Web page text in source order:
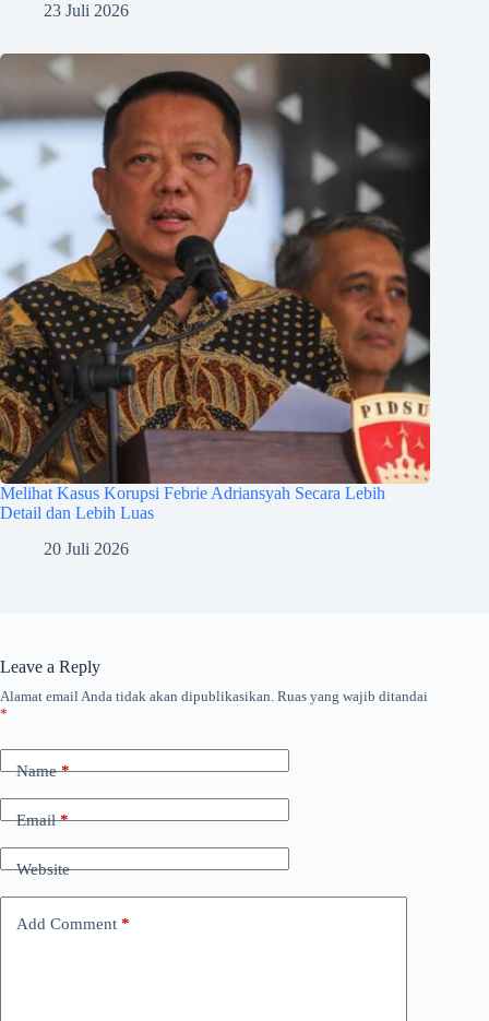
23 Juli 2026
Melihat Kasus Korupsi Febrie Adriansyah Secara Lebih
Detail dan Lebih Luas
20 Juli 2026
Leave a Reply
Alamat email Anda tidak akan dipublikasikan. Ruas yang wajib ditandai
*
Name*
Email*
Website
Add Comment *